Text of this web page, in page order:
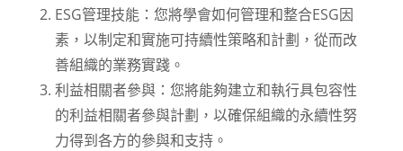
ESG管理技能：您將學會如何管理和整合ESG因
素，以制定和實施可持續性策略和計劃，從而改
善組織的業務實踐。
利益相關者參與：您將能夠建立和執行具包容性
的利益相關者參與計劃，以確保組織的永續性努
力得到各方的參與和支持。